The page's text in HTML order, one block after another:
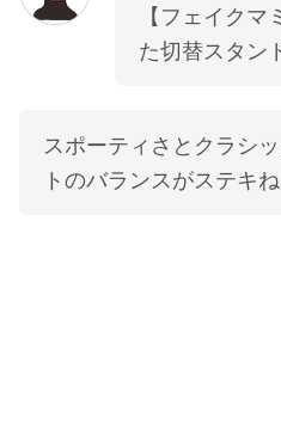
【フェイク
た切替スタン
スポーティさとクラシ
トのバランスがステキ